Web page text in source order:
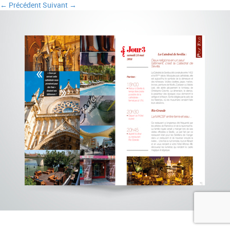
← PrécédentSuivant →